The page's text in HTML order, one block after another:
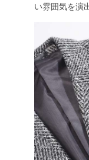
い雰囲気を演